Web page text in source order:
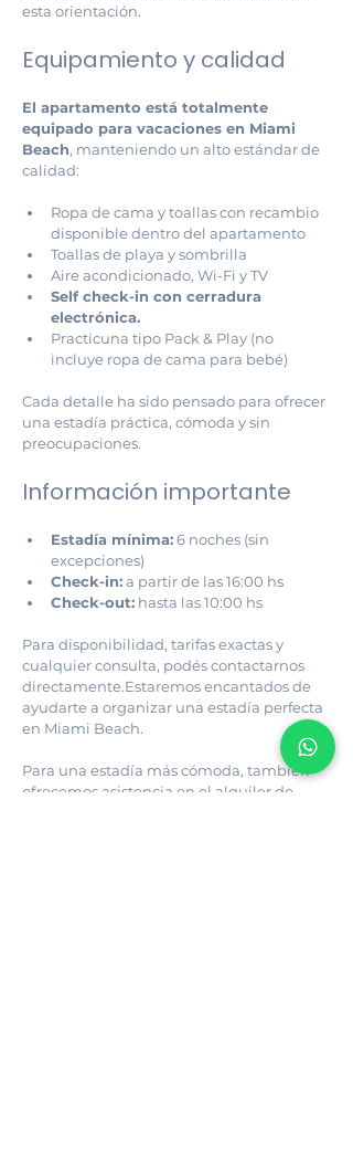
esta orientación.
Equipamiento y calidad
El apartamento está totalmente
equipado para vacaciones en Miami
Beach, manteniendo un alto estándar de
calidad:
Ropa de cama y toallas con recambio
disponible dentro del apartamento
Toallas de playa y sombrilla
Aire acondicionado, Wi-Fi y TV
Self check-in con cerradura
electrónica.
Practicuna tipo Pack & Play (no
incluye ropa de cama para bebé)
Cada detalle ha sido pensado para ofrecer
una estadía práctica, cómoda y sin
preocupaciones.
Información importante
Estadía mínima: 6 noches (sin
excepciones)
Check-in: a partir de las 16:00 hs
Check-out: hasta las 10:00 hs
Para disponibilidad, tarifas exactas y
cualquier consulta, podés contactarnos
directamente.Estaremos encantados de
ayudarte a organizar una estadía perfecta
en Miami Beach.
Para una estadía más cómoda, también
ofrecemos asistencia en el alquiler de